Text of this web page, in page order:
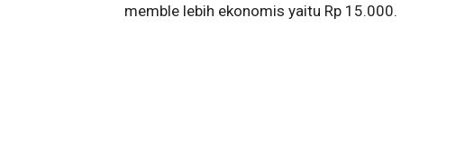
memble lebih ekonomis yaitu Rp 15.000.